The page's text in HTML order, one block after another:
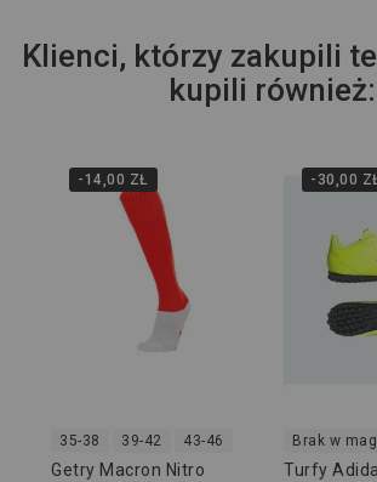
Klienci, którzy zakupili
kupili również:
-14,00 ZŁ
35-38 39-42 43-46
Getry Macron Nitro
-30,00
Brak w
Turfy